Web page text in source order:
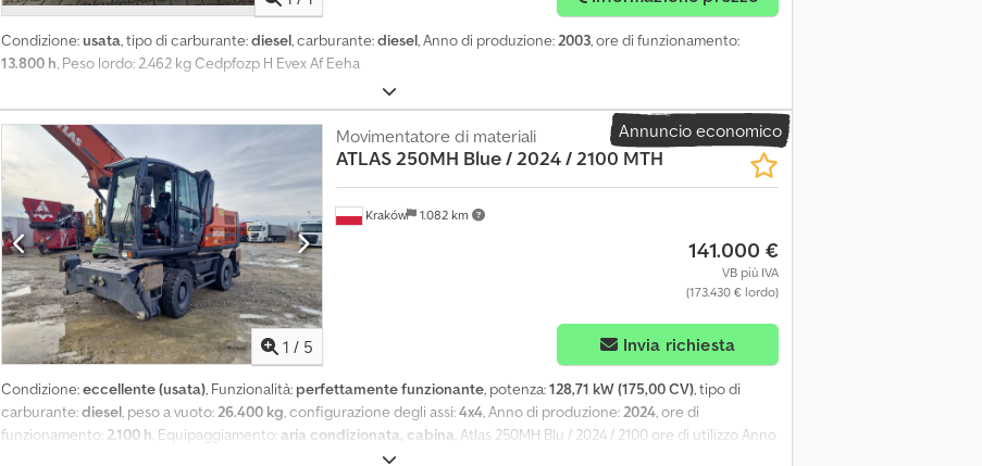
Condizione:usata, tipo di carburante:diesel, carburante:diesel, Anno di produzione:2003, ore di funzionamento:
13.800 h, Peso lordo: 2.462 kg Cedpfozp H Evex Af Eeha
Annuncio economico
1 / 5
Kraków 1.082 km
Movimentatore di materiali
ATLAS250MH Blue / 2024 / 2100 MTH
141.000 €
VB più IVA
(173.430 € lordo)
Invia richiesta
Condizione:eccellente (usata), Funzionalità: perfettamente funzionante, potenza:128,71 kW (175,00 CV), tipo di
carburante:diesel, peso a vuoto:26.400 kg, configurazione degli assi:4x4, Anno di produzione:2024, ore di
funzionamento: 2.100 h, Equipaggiamento: aria condizionata, cabina, Atlas 250MH Blu / 2024 / 2100 ore di utilizzo Anno
2024 2100 ore di lavoro Dati tecnici Peso: 26400 kg Potenza: 175 CV 4 supporti Due velocità di marcia Trazione 4x4